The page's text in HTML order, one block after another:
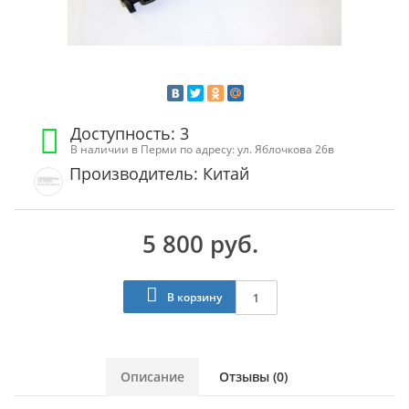
Доступность: 3
В наличии в Перми по адресу: ул. Яблочкова 26в
Производитель: Китай
5 800 руб.
В корзину
Описание Отзывы (0)